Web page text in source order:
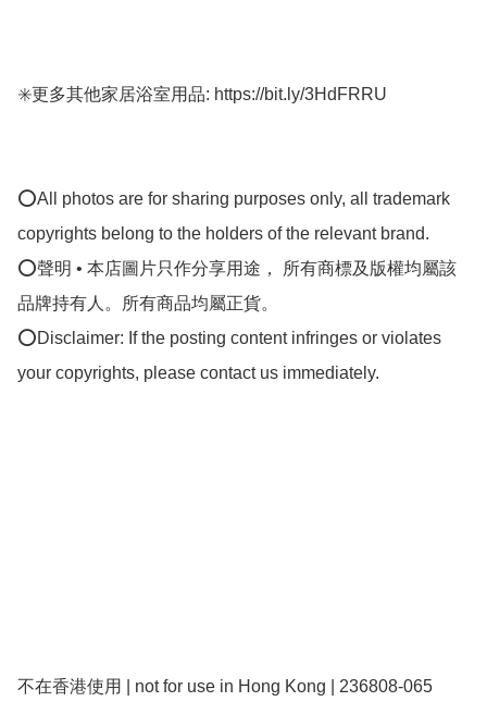
✳️更多其他家居浴室用品: https://bit.ly/3HdFRRU
⭕All photos are for sharing purposes only, all trademark
copyrights belong to the holders of the relevant brand.
⭕聲明 • 本店圖片只作分享用途， 所有商標及版權均屬該
品牌持有人。所有商品均屬正貨。
⭕Disclaimer: If the posting content infringes or violates
your copyrights, please contact us immediately.
不在香港使用 | not for use in Hong Kong | 236808-065